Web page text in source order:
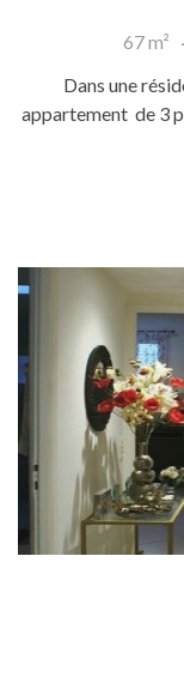
67 m²
Dans une
appartement de 3